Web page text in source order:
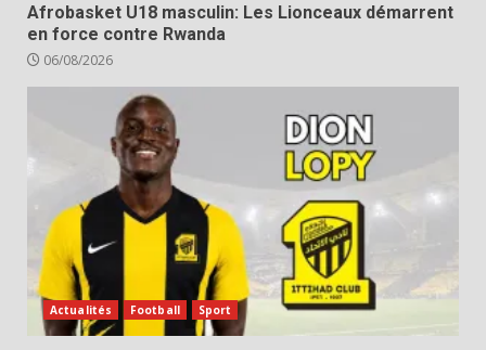
Afrobasket U18 masculin: Les Lionceaux démarrent
en force contre Rwanda
06/08/2026
Actualités Football Sport